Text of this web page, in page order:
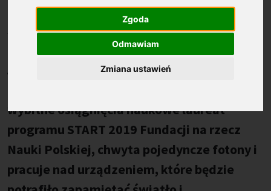
Zgoda
Odmawiam
Zmiana ustawień
Kiedy ćwiczy zwroty na desce z żaglem,
światło nie jest dla niego żadną falą, tylko
promieniami słońca ogrzewającymi skórę.
Ale w codziennej pracy, zamiast "łapać"
wybitne osiągnięcia naukowe laureat
programu START 2019 Fundacji na rzecz
Nauki Polskiej, chwyta pojedyncze fotony i
pracuje nad urządzeniem, które będzie